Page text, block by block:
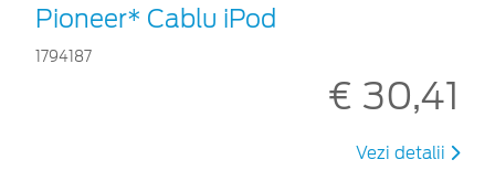
Pioneer* Cablu iPod
1794187
€ 30,41
Vezi detalii